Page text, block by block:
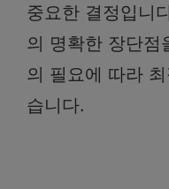
중요한 결정입니
의 명확한 장단점
의 필요에 따라
습니다.